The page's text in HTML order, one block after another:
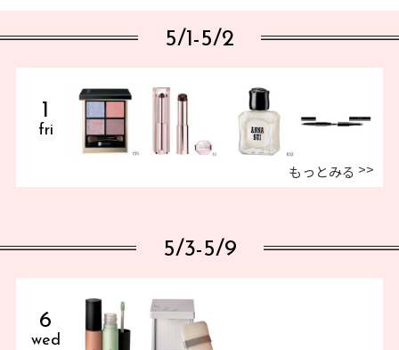
5/1-5/2
1
fri
もっとみる
5/3-5/9
6
wed